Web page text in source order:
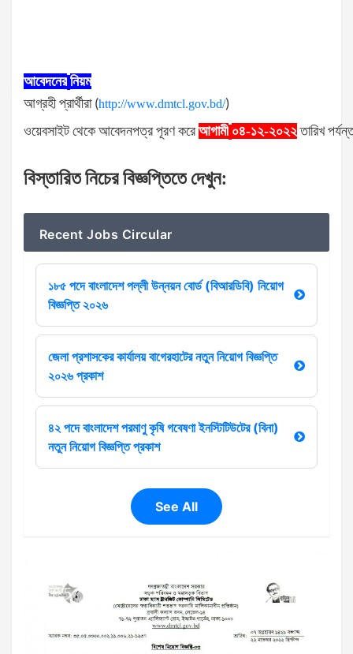
আবেদনের নিয়ম
আগ্রহী প্রার্থীরা(http://www.dmtcl.gov.bd/)
ওয়েবসাইট থেকে আবেদনপত্র পূরণ করে আগামী ০৪-১২-২০২২ তারিখ
বিস্তারিতনিচেরবিজ্ঞপ্তিতে দেখুন:
Recent Jobs Circular
১৮৫ পদে বাংলাদেশ পল্লী উন্নয়ন বোর্ড (বিআরডিবি) নিয়োগ
বিজ্ঞপ্তি ২০২৬
জেলা প্রশাসকের কার্যালয় বাগেরহাটের নতুন নিয়োগ বিজ্ঞপ্তি
২০২৬ প্রকাশ
৪২ পদে বাংলাদেশ পরমাণু কৃষি গবেষণা ইনস্টিটিউটের (বিনা)
নতুন নিয়োগ বিজ্ঞপ্তি প্রকাশ
See All